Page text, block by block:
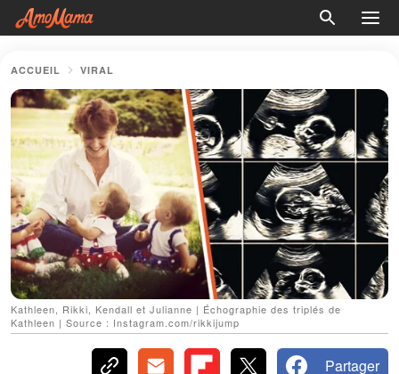
ACCUEIL VIRAL
Kathleen, Rikki, Kendall et Julianne | Échographie des triplés de
Kathleen | Source : Instagram.com/rikkijump
Partager